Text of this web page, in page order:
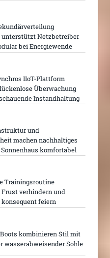
unterstützt Netzbetreiber
bei Energiewende
IIoT-Plattform
Überwachung
Instandhaltung
und
machen nachhaltiges
komfortabel
Trainingsroutine
verhindern und
feiern
Boots kombinieren Stil mit
wasserabweisender Sohle